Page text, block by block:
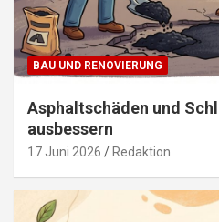
BAU UND RENOVIERUNG
Asphaltschäden und
ausbessern
17 Juni 2026 Redaktion